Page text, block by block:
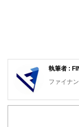
執筆者 :
ファイナ
知識がな